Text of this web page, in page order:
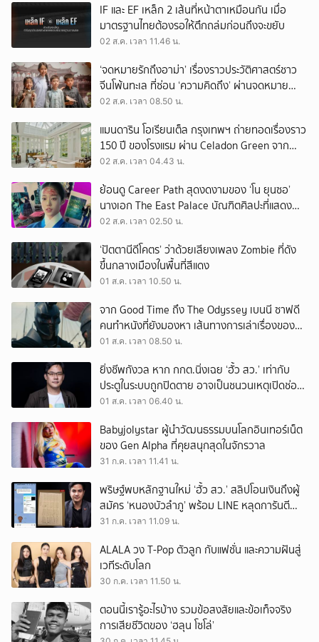
IF และ EF เหล็ก 2 เส้นที่หน้าตาเหมือนกัน เมื่อ
มาตรฐานไทยต้องรอให้ตึกถล่มก่อนถึงจะขยับ
02 ส.ค. เวลา 11.46 น.
‘จดหมายรักถึงอาม่า’ เรื่องราวประวัติศาสตร์ชาว
จีนโพ้นทะเล ที่ซ่อน ‘ความคิดถึง’ ผ่านจดหมาย
‘โพยก๊วน’
02 ส.ค. เวลา 08.50 น.
แมนดาริน โอเรียนเต็ล กรุงเทพฯ ถ่ายทอดเรื่องราว
150 ปี ของโรงแรม ผ่าน Celadon Green จาก
เครื่องศิลาดล
02 ส.ค. เวลา 04.43 น.
ย้อนดู Career Path สุดงดงามของ ‘โน ยุนซอ’
นางเอก The East Palace บัณฑิตศิลปะที่แสดง
เรื่องไหนก็ปัง
02 ส.ค. เวลา 02.50 น.
‘ปัตตานีดีโคตร’ ว่าด้วยเสียงเพลง Zombie ที่ดัง
ขึ้นกลางเมืองในพื้นที่สีแดง
01 ส.ค. เวลา 10.50 น.
จาก Good Time ถึง The Odyssey เบนนี ซาฟดี
คนทำหนังที่ยังมองหา เส้นทางการเล่าเรื่องของตัว
เอง
01 ส.ค. เวลา 08.50 น.
ยิ่งชีพกังวล หาก กกต.นิ่งเฉย ‘ฮั้ว สว.’ เท่ากับ
ประตูในระบบถูกปิดตาย อาจเป็นชนวนเหตุเปิดช่อง
‘ลงถนน’
01 ส.ค. เวลา 06.40 น.
Babyjolystar ผู้นำวัฒนธรรมบนโลกอินเทอร์เน็ต
ของ Gen Alpha ที่คุยสนุกสุดในจักรวาล
31 ก.ค. เวลา 11.41 น.
พริษฐ์พบหลักฐานใหม่ ‘ฮั้ว สว.’ สลิปโอนเงินถึงผู้
สมัคร ‘หนองบัวลำภู’ พร้อม LINE หลุดการันตี
ตำแหน่ง
31 ก.ค. เวลา 11.09 น.
ALALA วง T-Pop ตัวลูก กับแฟชั่น และความฝันสู่
เวทีระดับโลก
30 ก.ค. เวลา 11.50 น.
ตอนนี้เรารู้อะไรบ้าง รวมข้อสงสัยและข้อเท็จจริง
การเสียชีวิตของ ‘ฮลุน โซโล่’